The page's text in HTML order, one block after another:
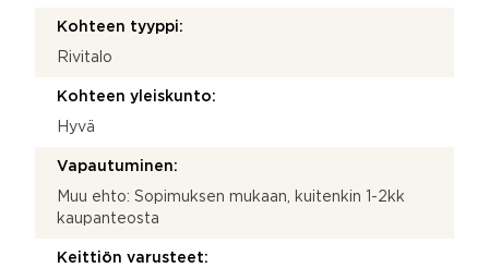
Kohteen tyyppi:
Rivitalo
Kohteen yleiskunto:
Hyvä
Vapautuminen:
Muu ehto: Sopimuksen mukaan, kuitenkin 1-2kk
kaupanteosta
Keittiön varusteet: